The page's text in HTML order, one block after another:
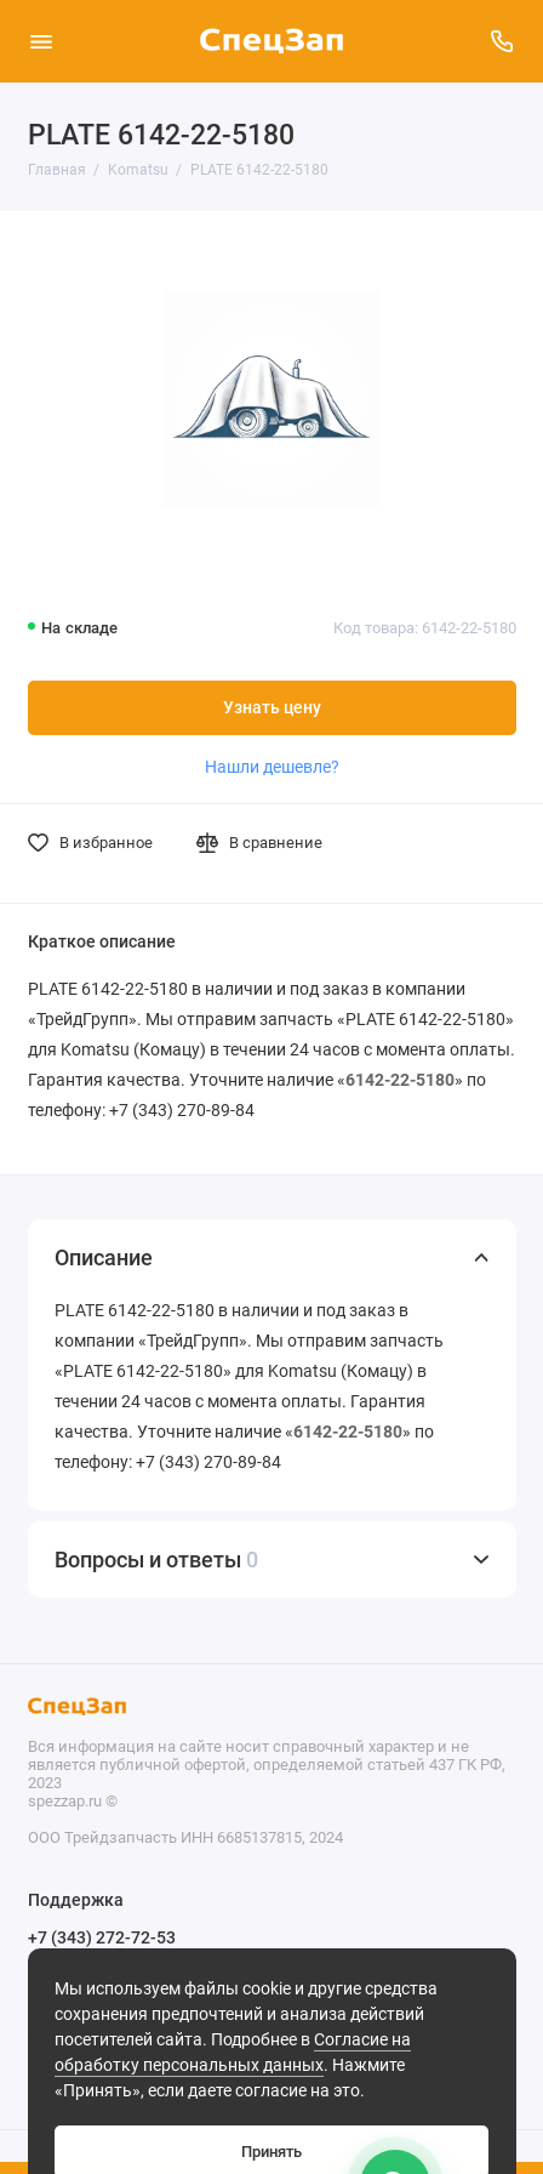
PLATE 6142-22-5180
Главная Komatsu PLATE 6142-22-5180
На складе Код товара: 6142-22-5180
Узнать цену
Нашли дешевле?
В избранное В сравнение
Краткое описание
PLATE 6142-22-5180 в наличии и под заказ в компании
«ТрейдГрупп». Мы отправим запчасть «PLATE 6142-22-5180»
для Komatsu (Комацу) в течении 24 часов с момента оплаты.
Гарантия качества. Уточните наличие «6142-22-5180» по
телефону: +7 (343) 270-89-84
Описание
PLATE 6142-22-5180 в наличии и под заказ в
компании «ТрейдГрупп». Мы отправим запчасть
«PLATE 6142-22-5180» для Komatsu (Комацу) в
течении 24 часов с момента оплаты. Гарантия
качества. Уточните наличие «6142-22-5180» по
телефону: +7 (343) 270-89-84
Вопросы и ответы 0
Мы используем файлы cookie и другие средства
сохранения предпочтений и анализа действий
посетителей сайта. Подробнее вСогласие на
обработку персональных данных. Нажмите
«Принять», если даете согласие на это.
Принять
Вся информация на сайте носит справочный характер и не
является публичной офертой, определяемой статьей 437 ГК РФ,
2023
spezzap.ru ©️
ООО Трейдзапчасть ИНН 6685137815, 2024
Поддержка
+7 (343) 272-72-53
Обратный звонок
620030, г. Екатеринбург, ул. Карьерная, д. 14, оф. 14.
Мы в сети